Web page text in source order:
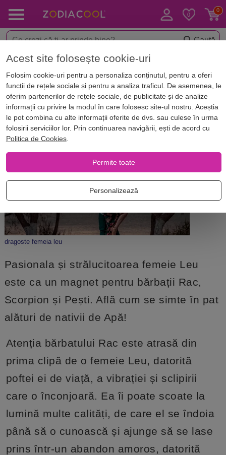
Caută
Acasă Blog Horoscop. Zodii
Cu cine te potrivești în pat?
Femeia Leu și bărbații zodii de
Apă
dragoste femeia leu
Pasionala și strălucitoarea femeie Leu
este ca un magnet pentru bărbații Rac,
Scorpion și Pești. Află cum se simte în pat
alături de nativii de Apă!
Atenția bărbatului Rac este atrasă din
prima clipă de o femeie Leu, datorită
poftei ei de viață, a vibrației și sclipirii
care o înconjoară. Ea îi poate scoate la
lumină multe calități, de care el se îndoia
până să o cunoască și ajunge să se lase
prins într-un abandon amoros, datorită
Acest site folosește cookie-uri
Folosim cookie-uri pentru a personaliza conținutul, pentru a oferi
funcții de rețele sociale și pentru a analiza traficul. De asemenea, le
oferim partenerilor de rețele sociale, de publicitate și de analize
informații cu privire la modul în care folosesc site-ul nostru. Aceștia
le pot combina cu alte informații oferite de dvs. sau culese în urma
folosirii serviciilor lor. Prin continuarea navigării, ești de acord cu
Politica de Cookies.
Permite toate
Personalizează